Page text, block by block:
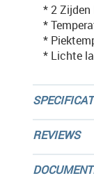
* 2 Zijden
*
*
* Lichte
REVIEWS